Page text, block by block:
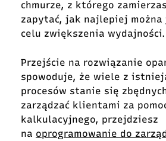
chmurze, z którego
zapytać, jak najlepiej można
celu zwiększenia wydajności.
Przejście na rozwiązanie
spowoduje, że wiele z
procesów stanie się
zarządzać klientami za
kalkulacyjnego, przejdziesz
na oprogramowanie do